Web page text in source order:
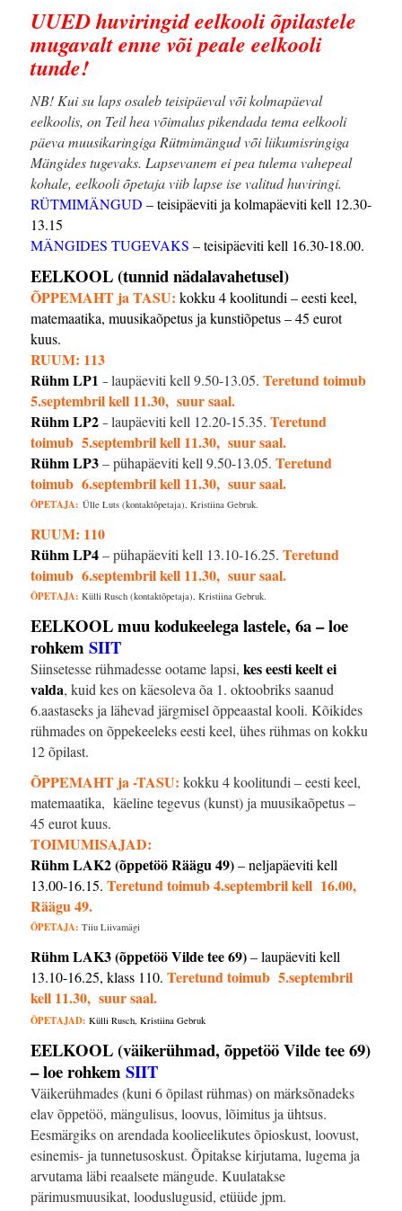
UUED huviringid eelkooli õpilastele
mugavalt enne või peale eelkooli
tunde!
NB! Kui su laps osaleb teisipäeval või kolmapäeval
eelkoolis, on Teil hea võimalus pikendada tema eelkooli
päeva muusikaringiga Rütmimängud või liikumisringiga
Mängides tugevaks. Lapsevanem ei pea tulema vahepeal
kohale, eelkooli õpetaja viib lapse ise valitud huviringi.
RÜTMIMÄNGUD – teisipäeviti ja kolmapäeviti kell 12.30-
13.15
MÄNGIDES TUGEVAKS – teisipäeviti kell 16.30-18.00.
EELKOOL (tunnid nädalavahetusel)
ÕPPEMAHT ja TASU: kokku 4 koolitundi – eesti keel,
matemaatika, muusikaõpetus ja kunstiõpetus – 45 eurot
kuus.
RUUM: 113
Rühm LP1 – laupäeviti kell 9.50-13.05. Teretund toimub
5.septembril kell 11.30, suur saal.
Rühm LP2 – laupäeviti kell 12.20-15.35. Teretund
toimub 5.septembril kell 11.30, suur saal.
Rühm LP3– pühapäeviti kell 9.50-13.05. Teretund
toimub 6.septembril kell 11.30, suur saal.
ÕPETAJA: Ülle Luts (kontaktõpetaja), Kristiina Gebruk.
RUUM: 110
Rühm LP4– pühapäeviti kell 13.10-16.25. Teretund
toimub 6.septembril kell 11.30, suur saal.
ÕPETAJA: Külli Rusch (kontaktõpetaja), Kristiina Gebruk.
EELKOOL muu kodukeelega lastele, 6a – loe
rohkem SIIT
Siinsetesse rühmadesse ootame lapsi, kes eesti keelt ei
valda, kuid kes on käesoleva õa 1. oktoobriks saanud
6.aastaseks ja lähevad järgmisel õppeaastal kooli. Kõikides
rühmades on õppekeeleks eesti keel, ühes rühmas on kokku
12 õpilast.
ÕPPEMAHT ja -TASU: kokku 4 koolitundi – eesti keel,
matemaatika, käeline tegevus (kunst) ja muusikaõpetus –
45 eurot kuus.
TOIMUMISAJAD:
Rühm LAK2 (õppetöö Räägu 49)– neljapäeviti kell
13.00-16.15. Teretund toimub 4.septembril kell 16.00,
Räägu 49.
ÕPETAJA: Tiiu Liivamägi
Rühm LAK3 (õppetöö Vilde tee 69)–laupäeviti kell
13.10-16.25, klass 110. Teretund toimub 5.septembril
kell 11.30, suur saal.
ÕPETAJAD: Külli Rusch, Kristiina Gebruk
EELKOOL (väikerühmad, õppetöö Vilde tee 69)
– loe rohkem SIIT
Väikerühmades (kuni 6 õpilast rühmas) on märksõnadeks
elav õppetöö, mängulisus, loovus, lõimitus ja ühtsus.
Eesmärgiks on arendada koolieelikutes õpioskust, loovust,
esinemis- ja tunnetusoskust. Õpitakse kirjutama, lugema ja
arvutama läbi reaalsete mängude. Kuulatakse
pärimusmuusikat, looduslugusid, etüüde jpm.